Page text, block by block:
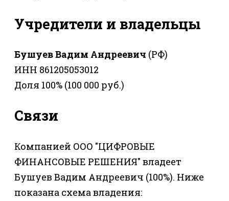
Учредители и владельцы
Бушуев Вадим Андреевич (РФ)
ИНН 861205053012
Доля 100% (100 000 руб.)
Связи
Компанией ООО "ЦИФРОВЫЕ
ФИНАНСОВЫЕ РЕШЕНИЯ" владеет
Бушуев Вадим Андреевич (100%). Ниже
показана схема владения: